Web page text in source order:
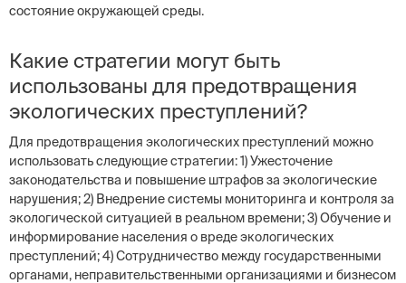
состояние окружающей среды.
Какие стратегии могут быть
использованы для предотвращения
экологических преступлений?
Для предотвращения экологических преступлений можно
использовать следующие стратегии: 1) Ужесточение
законодательства и повышение штрафов за экологические
нарушения; 2) Внедрение системы мониторинга и контроля за
экологической ситуацией в реальном времени; 3) Обучение и
информирование населения о вреде экологических
преступлений; 4) Сотрудничество между государственными
органами, неправительственными организациями и бизнесом